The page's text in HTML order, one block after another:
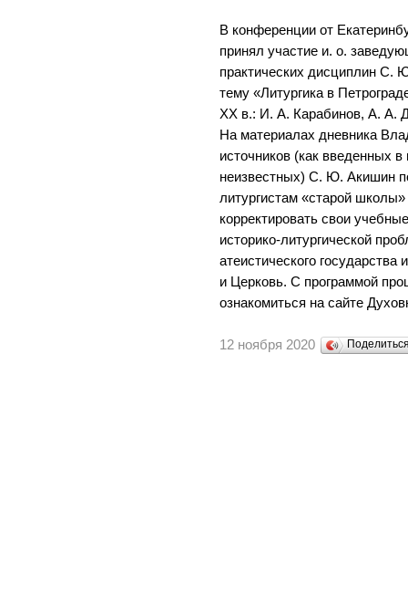
В конференции от
принял участие и. о.
практических дисциплин С.
тему «Литургика в
XX в.: И. А. Карабинов, А. А.
На материалах дневника
источников (как введенных в
неизвестных) С. Ю. Акишин
литургистам «старой
корректировать свои
историко-литургической
атеистического
и Церковь. С программой
ознакомиться на сайте
12 ноября 2020